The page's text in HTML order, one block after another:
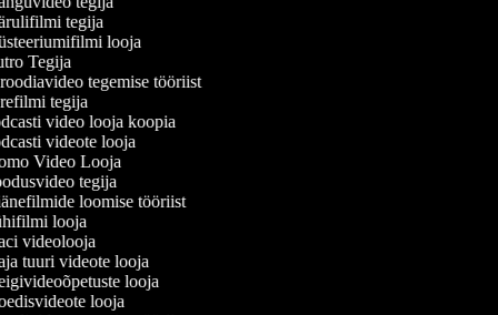
tegija
looja
Tegija
tegemise tööriist
tegija
video looja koopia
videote looja
Video Looja
tegija
loomise tööriist
looja
videolooja
tuuri videote looja
looja
looja